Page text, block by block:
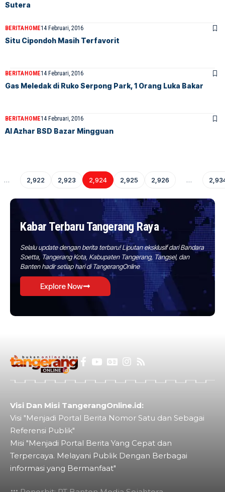
Sutera
BERITAHOME14 Februari, 2016
Situ Cipondoh Masih Terfavorit
BERITAHOME14 Februari, 2016
Gas Meledak di Ruko Serpong Park, 1 Orang Luka Bakar
BERITAHOME14 Februari, 2016
Al Azhar BSD Bazar Mingguan
… 2,922 2,923 2,924 2,925 2,926 …
Kabar Terbaru Tangerang Raya
Selalu update dengan berita terbaru! Liputan eksklusif dari Bandara
Soetta, Tangerang Kota, Kabupaten Tangerang, Tangsel, dan
Banten hadir setiap hari di TangerangOnline
Explore Now
Visi Dan Misi TangerangOnline.id:
Visi "Menjadi Portal Berita Nomor Satu dan Sebagai
Referensi Publik"
Misi "Menjadi Portal Berita Yang Cepat dan
Terpercaya. Melayani Publik Dengan Berbagai
informasi yang Bermanfaat"